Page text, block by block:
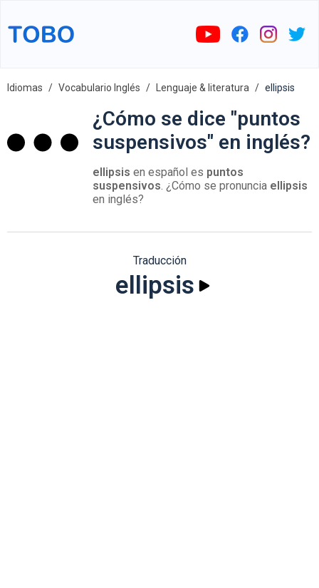
Idiomas Vocabulario Inglés Lenguaje & literatura ellipsis
¿Cómo se dice "puntos
suspensivos" en inglés?
ellipsis en español es puntos
suspensivos. ¿Cómo se pronuncia ellipsis
en inglés?
Traducción
ellipsis